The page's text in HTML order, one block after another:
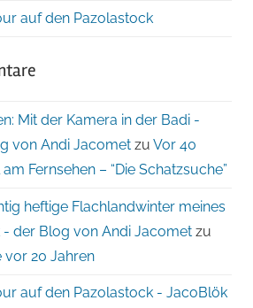
auf den Pazolastock
Mit der Kamera in der Badi -
von Andi Jacomet zu Vor 40
Fernsehen – “Die Schatzsuche”
heftige Flachlandwinter meines
der Blog von Andi Jacomet zu
vor 20 Jahren
auf den Pazolastock - JacoBlök